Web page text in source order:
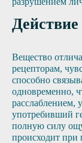
Действие
Вещество
рецепторам,
способно
одновременно,
расслаблением,
употребивший
полную силу
происходит